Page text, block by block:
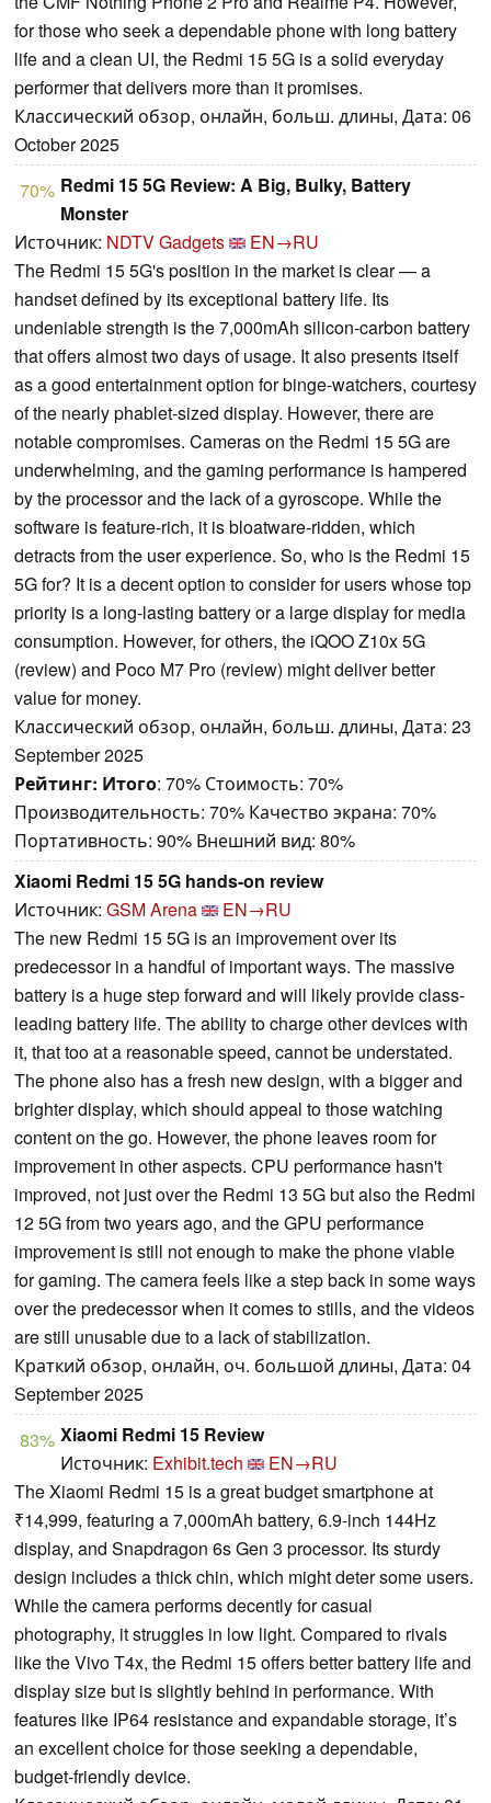
for those who seek a dependable phone with long battery
life and a clean UI, the Redmi 15 5G is a solid everyday
performer that delivers more than it promises.
Классический обзор, онлайн, больш. длины, Дата: 06
October 2025
70% Redmi 15 5G Review: A Big, Bulky, Battery
Monster
Источник: NDTV Gadgets
EN→RU
The Redmi 15 5G's position in the market is clear — a
handset defined by its exceptional battery life. Its
undeniable strength is the 7,000mAh silicon-carbon battery
that offers almost two days of usage. It also presents itself
as a good entertainment option for binge-watchers, courtesy
of the nearly phablet-sized display. However, there are
notable compromises. Cameras on the Redmi 15 5G are
underwhelming, and the gaming performance is hampered
by the processor and the lack of a gyroscope. While the
software is feature-rich, it is bloatware-ridden, which
detracts from the user experience. So, who is the Redmi 15
5G for? It is a decent option to consider for users whose top
priority is a long-lasting battery or a large display for media
consumption. However, for others, the iQOO Z10x 5G
(review) and Poco M7 Pro (review) might deliver better
value for money.
Классический обзор, онлайн, больш. длины, Дата: 23
September 2025
Рейтинг: Итого: 70% Стоимость: 70%
Производительность: 70% Качество экрана: 70%
Портативность: 90% Внешний вид: 80%
Xiaomi Redmi 15 5G hands-on review
Источник: GSM Arena
EN→RU
The new Redmi 15 5G is an improvement over its
predecessor in a handful of important ways. The massive
battery is a huge step forward and will likely provide class-
leading battery life. The ability to charge other devices with
it, that too at a reasonable speed, cannot be understated.
The phone also has a fresh new design, with a bigger and
brighter display, which should appeal to those watching
content on the go. However, the phone leaves room for
improvement in other aspects. CPU performance hasn't
improved, not just over the Redmi 13 5G but also the Redmi
12 5G from two years ago, and the GPU performance
improvement is still not enough to make the phone viable
for gaming. The camera feels like a step back in some ways
over the predecessor when it comes to stills, and the videos
are still unusable due to a lack of stabilization.
Краткий обзор, онлайн, оч. большой длины, Дата: 04
September 2025
83% Xiaomi Redmi 15 Review
Источник: Exhibit.tech
EN→RU
The Xiaomi Redmi 15 is a great budget smartphone at
₹14,999, featuring a 7,000mAh battery, 6.9-inch 144Hz
display, and Snapdragon 6s Gen 3 processor. Its sturdy
design includes a thick chin, which might deter some users.
While the camera performs decently for casual
photography, it struggles in low light. Compared to rivals
like the Vivo T4x, the Redmi 15 offers better battery life and
display size but is slightly behind in performance. With
features like IP64 resistance and expandable storage, it’s
an excellent choice for those seeking a dependable,
budget-friendly device.